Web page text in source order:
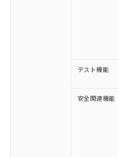
テスト機能
安全関連機能
本サービスは、
(税抜)を提供さ
本サービスの対
対応予定なし：EU
調査・確認中：EU
非含有の対応状況を調
仕入先様の事情により
「○」：最大均質材料
「×」：最大均質材料